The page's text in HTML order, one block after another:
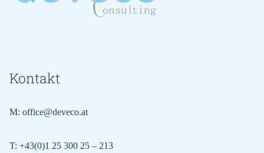
Kontakt
M: office@deveco.at
T: +43(0)1 25 300 25 – 213